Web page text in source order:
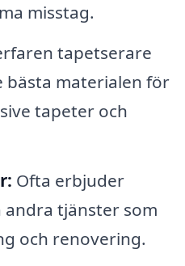
misstag.
tapetserare
bästa materialen för
tapeter och
Ofta erbjuder
tjänster som
och renovering.